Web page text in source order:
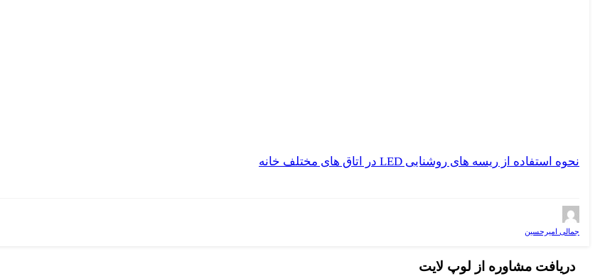
نحوه استفاده از ریسه های روشنایی LED در اتاق های مختلف خانه
جمالی امیرحسین
دریافت مشاوره از لوپ لایت